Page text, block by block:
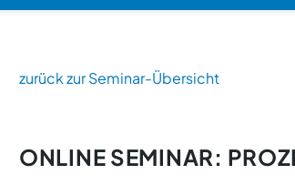
zurück zur Seminar-Übersicht
ONLINE SEMINAR: